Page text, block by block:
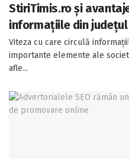
StiriTimis.ro și
informațiile din județul
Viteza cu care circulă
importante elemente ale
afle...